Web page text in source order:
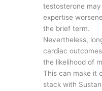
testosterone may
expertise
the brief term.
Nevertheless,
cardiac
the likelihood of
This can make it
stack with